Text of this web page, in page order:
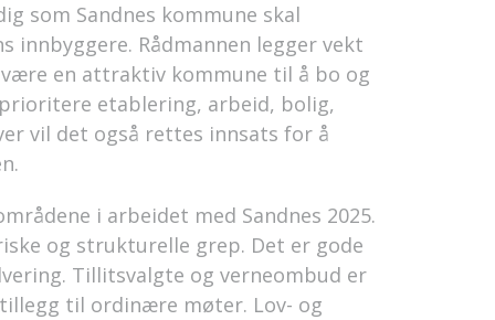
som Sandnes kommune skal
Rådmannen legger vekt
en attraktiv kommune til å bo og
etablering, arbeid, bolig,
vil det også rettes innsats for å
i arbeidet med Sandnes 2025.
og strukturelle grep. Det er gode
Tillitsvalgte og verneombud er
til ordinære møter. Lov- og